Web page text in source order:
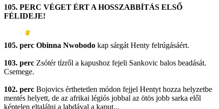
105. PERC VÉGET ÉRT A HOSSZABBÍTÁS ELSŐ
FÉLIDEJE!
105. perc Obinna Nwobodo kap sárgát Henty felrúgásáért.
103. perc Zsótér tízről a kapushoz fejeli Sankovic balos beadását.
Csemege.
102. perc Bojovics érthetetlen módon fejjel Hentyt hozza helyzetbe
mentés helyett, de az afrikai légiós jobbal az ötös jobb sarka elől
képtelen eltalálni a labdával a kaput...